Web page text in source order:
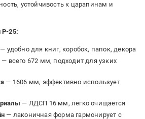
устойчивость к царапинам и
25:
удобно для книг, коробок, папок, декора
— всего 672 мм, подходит для узких
— 1606 мм, эффективно использует
— ЛДСП 16 мм, легко очищается
— лаконичная форма гармонирует с